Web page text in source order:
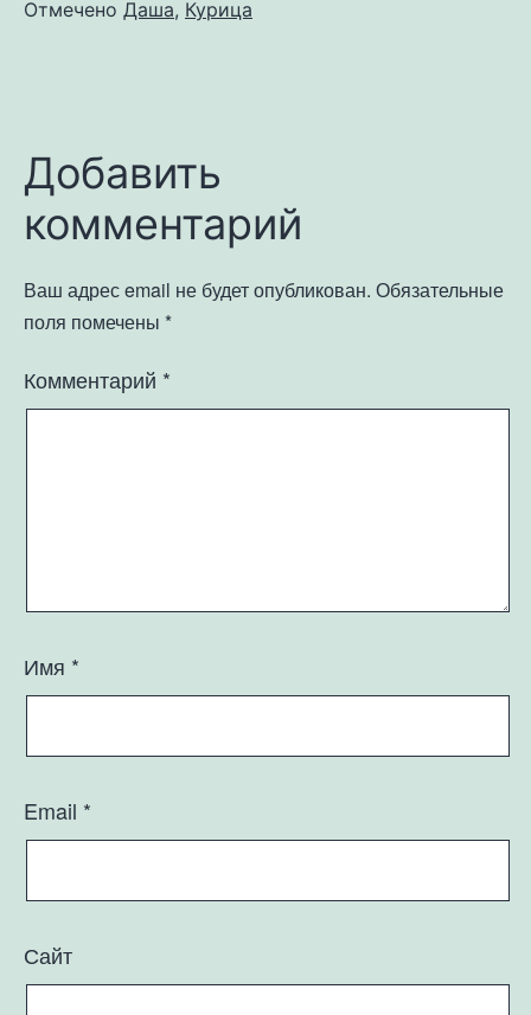
Отмечено Даша, Курица
Добавить
комментарий
Ваш адрес email не будет опубликован. Обязательные
поля помечены *
Комментарий *
Имя *
Email *
Сайт